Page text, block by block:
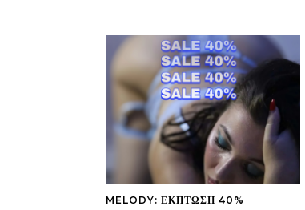
MELODY: ΈΚΠΤΩΣΗ 40%